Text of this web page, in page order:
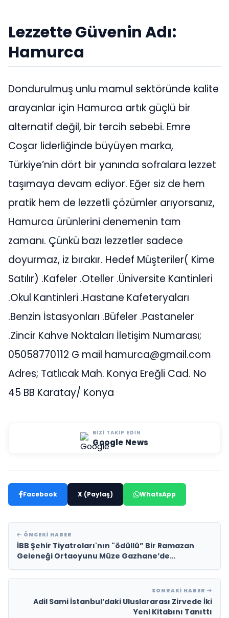
Lezzette Güvenin Adı:
Hamurca
Dondurulmuş unlu mamul sektöründe kalite
arayanlar için Hamurca artık güçlü bir
alternatif değil, bir tercih sebebi. Emre
Coşar liderliğinde büyüyen marka,
Türkiye’nin dört bir yanında sofralara lezzet
taşımaya devam ediyor. Eğer siz de hem
pratik hem de lezzetli çözümler arıyorsanız,
Hamurca ürünlerini denemenin tam
zamanı. Çünkü bazı lezzetler sadece
doyurmaz, iz bırakır. Hedef Müşteriler( Kime
Satılır) .Kafeler .Oteller .Üniversite Kantinleri
.Okul Kantinleri .Hastane Kafeteryaları
.Benzin İstasyonları .Büfeler .Pastaneler
.Zincir Kahve Noktaları İletişim Numarası;
05058770112 G mail hamurca@gmail.com
Adres; Tatlıcak Mah. Konya Ereğli Cad. No
45 BB Karatay/ Konya
BIZI TAKIP EDIN
Google News
Facebook X (Paylaş) WhatsApp
ÖNCEKI HABER
İBB Şehir Tiyatroları'nın "ödüllü” Bir Ramazan
Geleneği Ortaoyunu Müze Gazhane’de
SONRAKI HABER
Adil Sami İstanbul’daki Uluslararası Zirvede İki
Yeni Kitabını Tanıttı